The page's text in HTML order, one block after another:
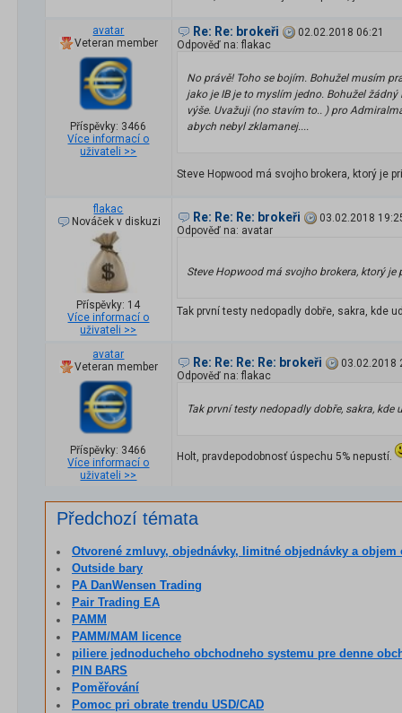
avatar
Veteran member
Příspěvky: 3466
Více informací o
uživateli >>
Re: Re: brokeři
02.02.2018 06:21
Odpověď na: flakac
No právě! Toho se bojím. Bohužel musím
jako je IB je to myslím jedno. Bohužel
výše. Uvažuji (no stavím to.. ) pro
abych nebyl zklamanej....
Steve Hopwood má svojho brokera, ktorý je
flakac
Nováček v diskuzi
Příspěvky: 14
Více informací o
uživateli >>
Re: Re: Re: brokeři
03.02.2018
Odpověď na: avatar
Steve Hopwood má svojho brokera, ktorý
Tak první testy nedopadly dobře, sakra, kde
avatar
Veteran member
Příspěvky: 3466
Více informací o
uživateli >>
Re: Re: Re: Re: brokeři
03.02.2018
Odpověď na: flakac
Tak první testy nedopadly dobře, sakra, kde
Holt, pravdepodobnosť úspechu 5% nepustí.
Předchozí témata
Otvorené zmluvy, objednávky, limitné objednávky a objem obchodov - v
Outside bary
PA DanWensen Trading
Pair Trading EA
PAMM
PAMM/MAM licence
piliere jednoducheho obchodneho systemu pre denne
PIN BARS
Poměřování
Pomoc pri obrate trendu USD/CAD